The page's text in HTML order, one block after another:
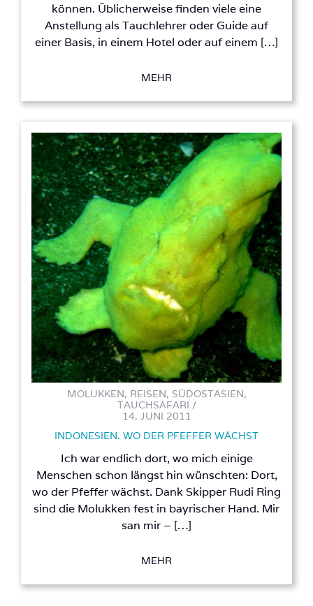
können. Üblicherweise finden viele eine
Anstellung als Tauchlehrer oder Guide auf
einer Basis, in einem Hotel oder auf einem […]
MEHR
MOLUKKEN, REISEN, SÜDOSTASIEN,
TAUCHSAFARI /
14. JUNI 2011
INDONESIEN. WO DER PFEFFER WÄCHST
Ich war endlich dort, wo mich einige
Menschen schon längst hin wünschten: Dort,
wo der Pfeffer wächst. Dank Skipper Rudi Ring
sind die Molukken fest in bayrischer Hand. Mir
san mir – […]
MEHR